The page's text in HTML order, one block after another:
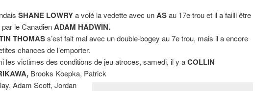
SHANE LOWRYa volé la vedette avec unASau 17e trou et il a failli être
par le CanadienADAM HADWIN.
THOMASs’est fait mal avec un double-bogey au 7e trou, mais il a encore
chances de l’emporter.
les victimes des conditions de jeu atroces, samedi, il y aCOLLIN
Brooks Koepka, Patrick
Adam Scott, Jordan